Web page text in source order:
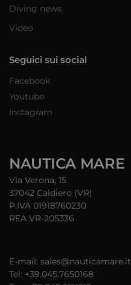
Diving news
Video
Seguici sui social
Facebook
Youtube
Instagram
NAUTICA MARE
Via Verona, 15
37042 Caldiero (VR)
P.IVA 01918760230
REA VR-205336
E-mail: sales@nauticamare.it
Tel: +39.045.7650168